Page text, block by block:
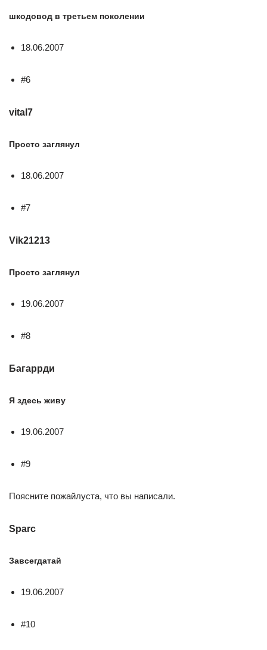
шкодовод в третьем поколении
18.06.2007
#6
vital7
Просто заглянул
18.06.2007
#7
Vik21213
Просто заглянул
19.06.2007
#8
Багаррди
Я здесь живу
19.06.2007
#9
Поясните пожайлуста, что вы написали.
Sparc
Завсегдатай
19.06.2007
#10